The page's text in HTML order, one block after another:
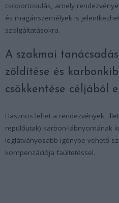
csoportosulás, amely
és magánszemélyek is
szolgáltatásokra.
A szakmai
zöldítése és
csökkentése céljából
Hasznos lehet a rendezvények,
repülőutak) karbon-lábnyomának
leglátványosabb igénybe vehető
kompenzációja faültetéssel.